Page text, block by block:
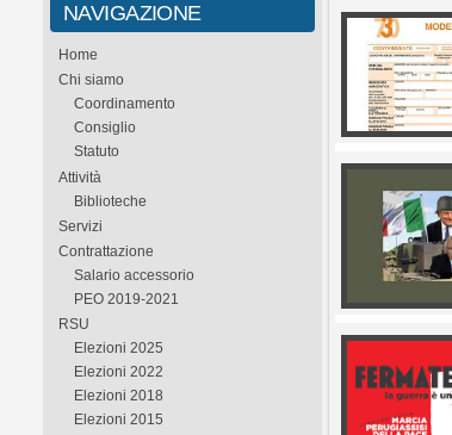
NAVIGAZIONE
Home
Chi siamo
Coordinamento
Consiglio
Statuto
Attività
Biblioteche
Servizi
Contrattazione
Salario accessorio
PEO 2019-2021
RSU
Elezioni 2025
Elezioni 2022
Elezioni 2018
Elezioni 2015